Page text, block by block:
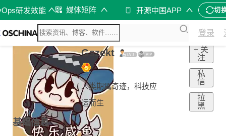
研发效能 媒体矩阵 开源中国APP 切
登录
Gszekt
人类期翼奇迹，科技应
运而生
+ 关
注
私
信
拉
黑
基础信息